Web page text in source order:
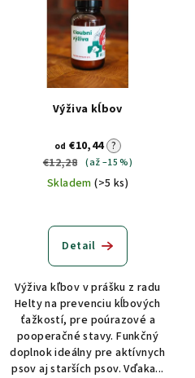
Výživa kĺbov
od €10,44 ?
€12,28 (až –15 %)
Skladem(>5 ks)
Detail
Výživa kľbov v prášku z radu
Helty na prevenciu kĺbových
ťažkostí, pre poúrazové a
pooperačné stavy. Funkčný
doplnok ideálny pre aktívnych
psov aj starších psov. Vďaka...